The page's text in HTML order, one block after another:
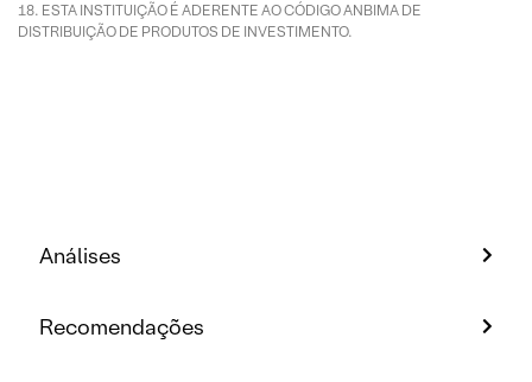
ESTA INSTITUIÇÃO É ADERENTE AO CÓDIGO ANBIMA DE
DISTRIBUIÇÃO DE PRODUTOS DE INVESTIMENTO.
Análises
Recomendações